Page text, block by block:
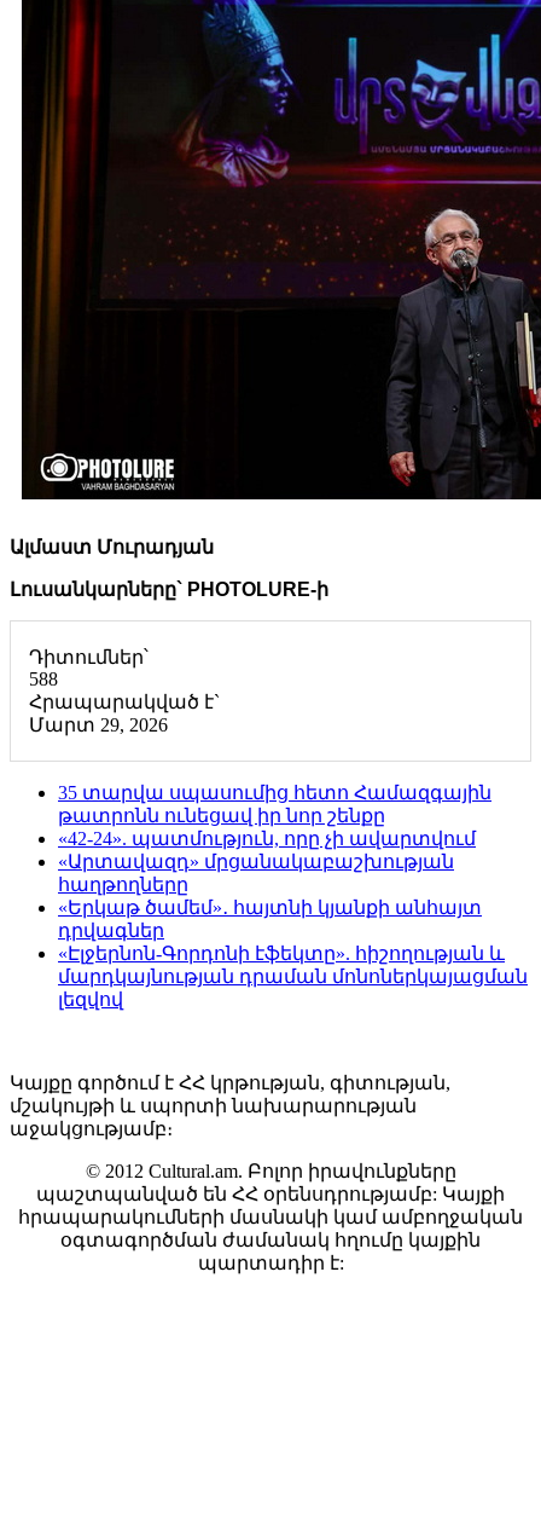
Ալմաստ Մուրադյան
Լուսանկարները` PHOTOLURE-ի
Դիտումներ՝
588
Հրապարակված է`
Մարտ 29, 2026
35 տարվա սպասումից հետո Համազգային
թատրոնն ունեցավ իր նոր շենքը
«42-24». պատմություն, որը չի ավարտվում
«Արտավազդ» մրցանակաբաշխության
հաղթողները
«Երկաթ ծամեմ»․ հայտնի կյանքի անհայտ
դրվագներ
«Էլջերնոն-Գորդոնի էֆեկտը». հիշողության և
մարդկայնության դրաման մոնոներկայացման
լեզվով
Կայքը գործում է ՀՀ կրթության, գիտության,
մշակույթի և սպորտի նախարարության
աջակցությամբ։
© 2012 Cultural.am. Բոլոր իրավունքները
պաշտպանված են ՀՀ օրենսդրությամբ: Կայքի
հրապարակումների մասնակի կամ ամբողջական
օգտագործման ժամանակ հղումը կայքին
պարտադիր է: